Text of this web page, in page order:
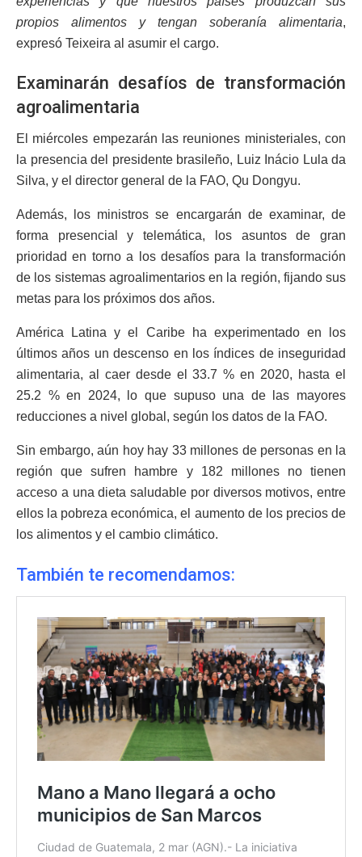
propios alimentos y tengan soberanía alimentaria,
expresó Teixeira al asumir el cargo.
Examinarán desafíos de transformación
agroalimentaria
El miércoles empezarán las reuniones ministeriales, con
la presencia del presidente brasileño, Luiz Inácio Lula da
Silva, y el director general de la FAO, Qu Dongyu.
Además, los ministros se encargarán de examinar, de
forma presencial y telemática, los asuntos de gran
prioridad en torno a los desafíos para la transformación
de los sistemas agroalimentarios en la región, fijando sus
metas para los próximos dos años.
América Latina y el Caribe ha experimentado en los
últimos años un descenso en los índices de inseguridad
alimentaria, al caer desde el 33.7 % en 2020, hasta el
25.2 % en 2024, lo que supuso una de las mayores
reducciones a nivel global, según los datos de la FAO.
Sin embargo, aún hoy hay 33 millones de personas en la
región que sufren hambre y 182 millones no tienen
acceso a una dieta saludable por diversos motivos, entre
ellos la pobreza económica, el aumento de los precios de
los alimentos y el cambio climático.
También te recomendamos: